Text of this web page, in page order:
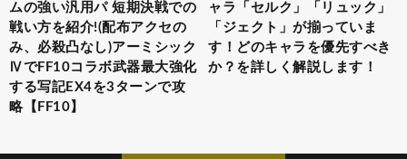
ムの強い汎用パ 短期決戦での
戦い方を紹介!(配布アクセの
み、必殺凸なし)アーミシック
ⅣでFF10コラボ武器最大強化
する写記EX4を3ターンで攻
略【FF10】
ャラ「セルク」「リュック」
「ジェクト」が揃っていま
す！どのキャラを優先すべき
か？を詳しく解説します！